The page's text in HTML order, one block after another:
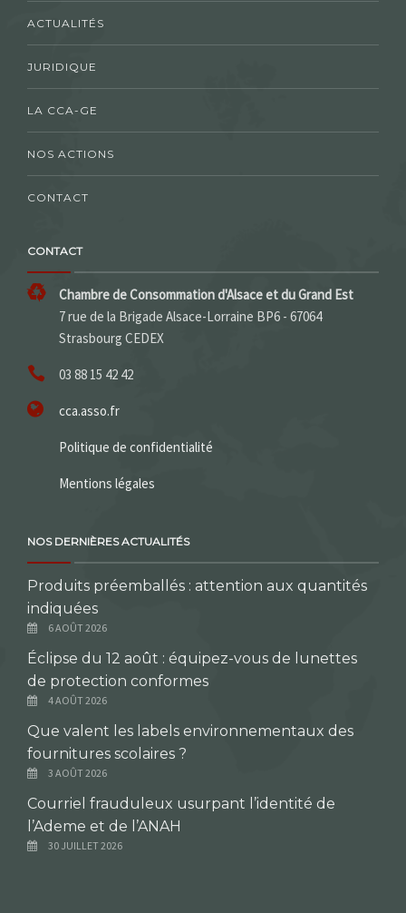
ACTUALITÉS
JURIDIQUE
LA CCA-GE
NOS ACTIONS
CONTACT
CONTACT
Chambre de Consommation d'Alsace et du Grand Est
7 rue de la Brigade Alsace-Lorraine BP6 - 67064
Strasbourg CEDEX
03 88 15 42 42
cca.asso.fr
Politique de confidentialité
Mentions légales
NOS DERNIÈRES ACTUALITÉS
Produits préemballés : attention aux quantités
indiquées
6 AOÛT 2026
Éclipse du 12 août : équipez-vous de lunettes
de protection conformes
4 AOÛT 2026
Que valent les labels environnementaux des
fournitures scolaires ?
3 AOÛT 2026
Courriel frauduleux usurpant l’identité de
l’Ademe et de l’ANAH
30 JUILLET 2026